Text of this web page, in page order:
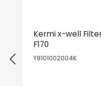
Kermi x-well
F170
Y8101002004K